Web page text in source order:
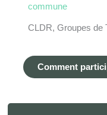
commune
CLDR, Groupes de
Comment